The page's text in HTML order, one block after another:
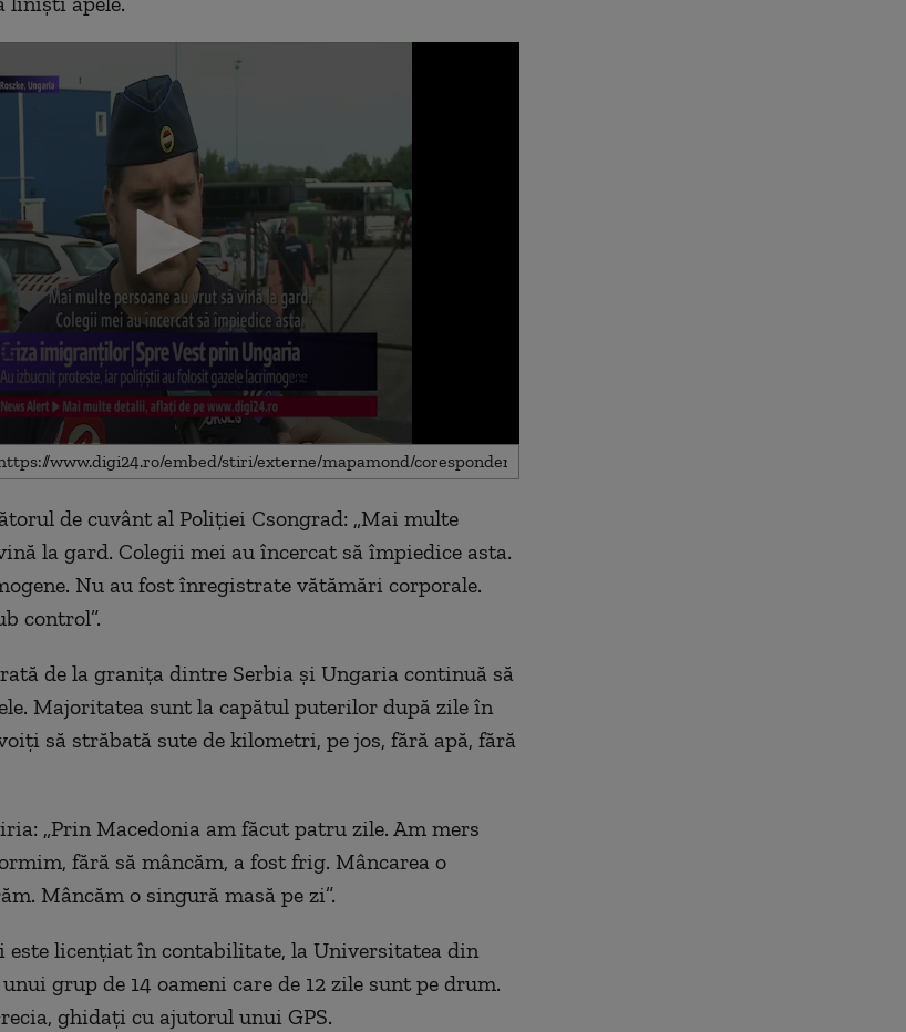
de cuvânt al Poliţiei Csongrad: „Mai multe
la gard. Colegii mei au încercat să împiedice asta.
Nu au fost înregistrate vătămări corporale.
control”.
de la graniţa dintre Serbia şi Ungaria continuă să
Majoritatea sunt la capătul puterilor după zile în
să străbată sute de kilometri, pe jos, fără apă, fără
„Prin Macedonia am făcut patru zile. Am mers
fără să mâncăm, a fost frig. Mâncarea o
Mâncăm o singură masă pe zi”.
este licenţiat în contabilitate, la Universitatea din
grup de 14 oameni care de 12 zile sunt pe drum.
ghidaţi cu ajutorul unui GPS.